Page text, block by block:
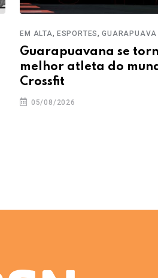
EM ALTA, ESPORTES,GUARAPUAVA
Guarapuavana se
melhor atleta do
Crossfit
05/08/2026